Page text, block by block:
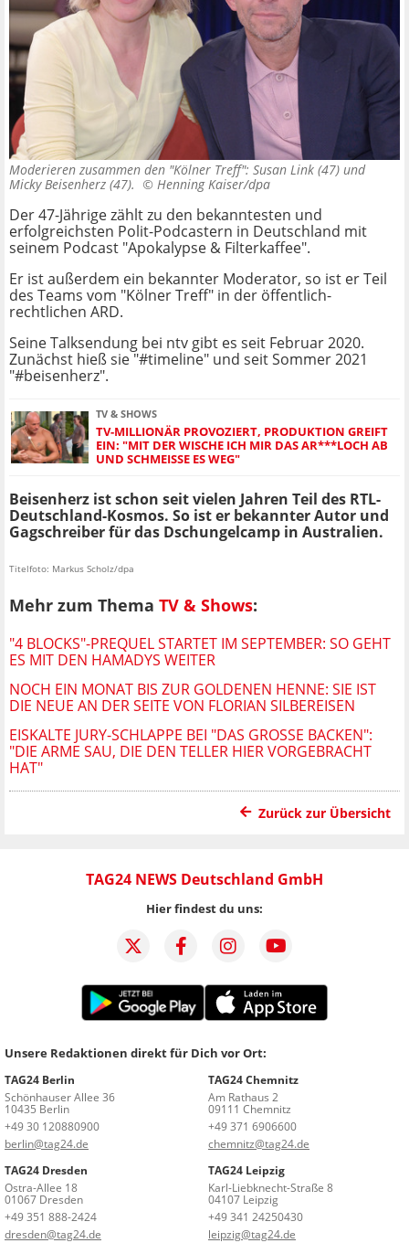
Moderieren zusammen den "Kölner Treff": Susan Link (47) und
Micky Beisenherz (47). © Henning Kaiser/dpa
Der 47-Jährige zählt zu den bekanntesten und
erfolgreichsten Polit-Podcastern in Deutschland mit
seinem Podcast "Apokalypse & Filterkaffee".
Er ist außerdem ein bekannter Moderator, so ist er Teil
des Teams vom "Kölner Treff" in der öffentlich-
rechtlichen ARD.
Seine Talksendung bei ntv gibt es seit Februar 2020.
Zunächst hieß sie "#timeline" und seit Sommer 2021
"#beisenherz".
TV & SHOWS
TV-MILLIONÄR PROVOZIERT, PRODUKTION GREIFT
EIN: "MIT DER WISCHE ICH MIR DAS AR***LOCH AB
UND SCHMEISSE ES WEG"
Beisenherz ist schon seit vielen Jahren Teil des RTL-
Deutschland-Kosmos. So ist er bekannter Autor und
Gagschreiber für das Dschungelcamp in Australien.
Titelfoto: Markus Scholz/dpa
Mehr zum Thema TV & Shows:
"4 BLOCKS"-PREQUEL STARTET IM SEPTEMBER: SO GEHT
ES MIT DEN HAMADYS WEITER
NOCH EIN MONAT BIS ZUR GOLDENEN HENNE: SIE IST
DIE NEUE AN DER SEITE VON FLORIAN SILBEREISEN
EISKALTE JURY-SCHLAPPE BEI "DAS GROSSE BACKEN": "
DIE ARME SAU, DIE DEN TELLER HIER VORGEBRACHT H
AT"
Zurück zur Übersicht
TAG24 NEWS Deutschland GmbH
Hier findest du uns:
Unsere Redaktionen direkt für Dich vor Ort:
TAG24 Berlin
Schönhauser Allee 36
10435 Berlin
+49 30 120880900
berlin@tag24.de
TAG24 Chemnitz
Am Rathaus 2
09111 Chemnitz
+49 371 6906600
chemnitz@tag24.de
TAG24 Dresden
Ostra-Allee 18
01067 Dresden
+49 351 888-2424
dresden@tag24.de
TAG24 Leipzig
Karl-Liebknecht-Straße 8
04107 Leipzig
+49 341 24250430
leipzig@tag24.de